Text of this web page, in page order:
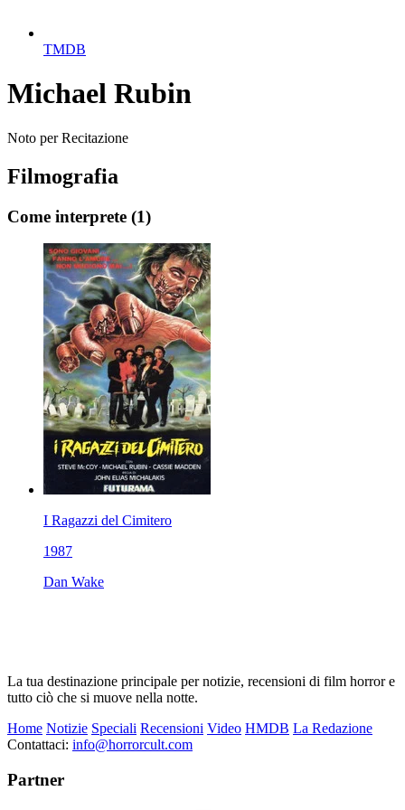
TMDB
Michael Rubin
Noto per Recitazione
Filmografia
Come interprete (1)
I Ragazzi del Cimitero
1987
Dan Wake
La tua destinazione principale per notizie, recensioni di film horror e
tutto ciò che si muove nella notte.
Home Notizie Speciali Recensioni Video HMDB La Redazione
Contattaci: info@horrorcult.com
Partner